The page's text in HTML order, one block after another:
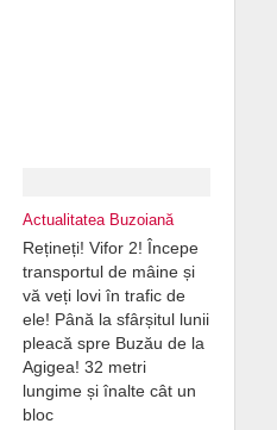
Actualitatea Buzoiană
Rețineți! Vifor 2! Începe
transportul de mâine și
vă veți lovi în trafic de
ele! Până la sfârșitul lunii
pleacă spre Buzău de la
Agigea! 32 metri
lungime și înalte cât un
bloc